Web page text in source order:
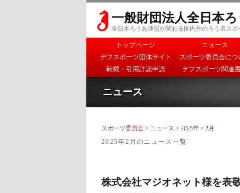
一般財団法人全日本
全日本ろうあ連盟が関わる国内外のろう者ス
メインメニュー
メインコンテンツへ移
動
サブコンテンツへ移動
トップページ ニュース
デフスポーツ団体サイト
スポーツ委員会につ
転載・引用許諾申請
デフスポーツ関連
ニュース
スポーツ委員会 > ニュース > 2025年 > 2月
2025年2月のニュース一覧
株式会社マジオネット様を表